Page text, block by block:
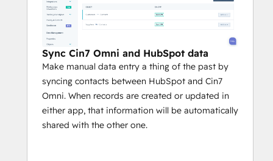
Sync Cin7 Omni and HubSpot data
Make manual data entry a thing of the past by
syncing contacts between HubSpot and Cin7
Omni. When records are created or updated in
either app, that information will be automatically
shared with the other one.